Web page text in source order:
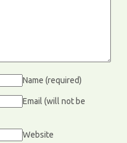
Name (required)
Email (will not be
Website